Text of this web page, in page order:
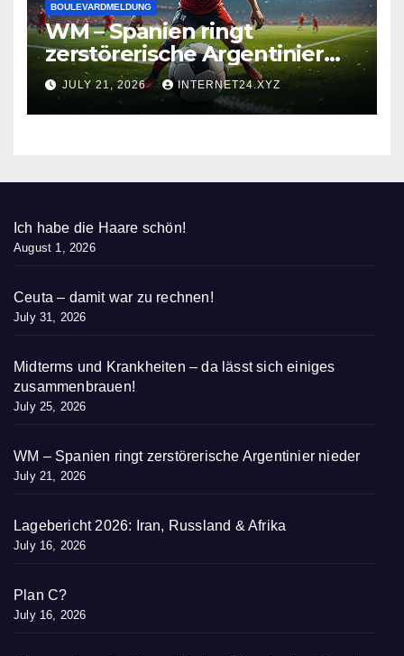
BOULEVARDMELDUNG
WM – Spanien ringt
zerstörerische Argentinier
nieder
JULY 21, 2026 INTERNET24.XYZ
Ich habe die Haare schön!
August 1, 2026
Ceuta – damit war zu rechnen!
July 31, 2026
Midterms und Krankheiten – da lässt sich einiges
zusammenbrauen!
July 25, 2026
WM – Spanien ringt zerstörerische Argentinier nieder
July 21, 2026
Lagebericht 2026: Iran, Russland & Afrika
July 16, 2026
Plan C?
July 16, 2026